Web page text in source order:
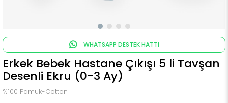
WHATSAPP DESTEK HATTI
Erkek Bebek Hastane Çıkışı 5 li Tavşan
Desenli Ekru (0-3 Ay)
%100 Pamuk-Cotton